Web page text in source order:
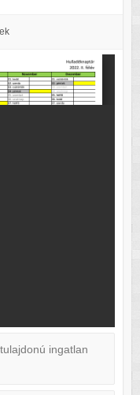
ingatlan